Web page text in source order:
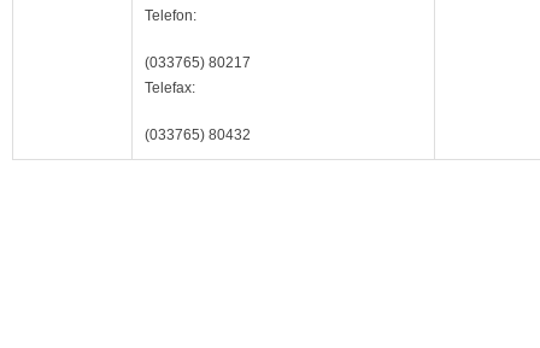
Telefon:
(033765) 80217
Telefax:
(033765) 80432